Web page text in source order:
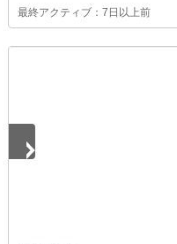
最終アクティブ：7日以上前